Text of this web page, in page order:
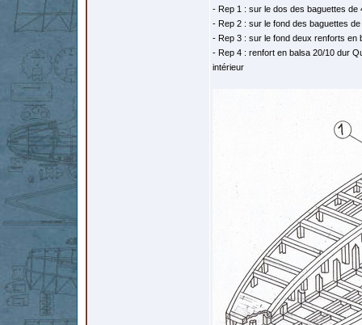
- Rep 1 : sur le dos des baguettes
- Rep 2 : sur le fond des baguettes
- Rep 3 : sur le fond deux renforts en
- Rep 4 : renfort en balsa 20/10 dur
intérieur